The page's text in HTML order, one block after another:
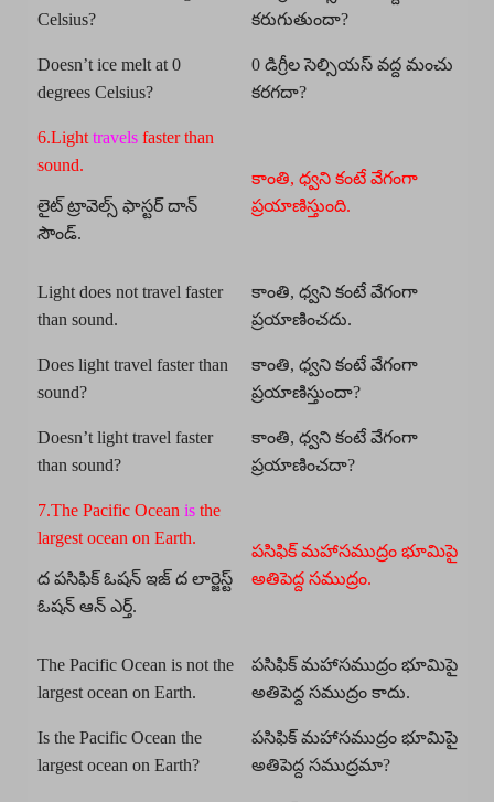
Celsius?
కరుగుతుందా?
Doesn’t ice melt at 0
degrees Celsius?
0 డిగ్రీల సెల్సియస్ వద్ద మంచు
కరగదా?
6.Light travelsfaster than
sound.
లైట్ ట్రావెల్స్ ఫాస్టర్ దాన్
సౌండ్.
కాంతి, ధ్వని కంటే వేగంగా
ప్రయాణిస్తుంది.
Light does not travel faster
than sound.
కాంతి, ధ్వని కంటే వేగంగా
ప్రయాణించదు.
Does light travel faster than
sound?
కాంతి, ధ్వని కంటే వేగంగా
ప్రయాణిస్తుందా?
Doesn’t light travel faster
than sound?
కాంతి, ధ్వని కంటే వేగంగా
ప్రయాణించదా?
7.The Pacific Ocean isthe
largest ocean on Earth.
ద పసిఫిక్ ఓషన్ ఇజ్ ద లార్జెస్ట్
ఓషన్ ఆన్ ఎర్త్.
పసిఫిక్ మహాసముద్రం భూమిపై
అతిపెద్ద సముద్రం.
The Pacific Ocean is not the
largest ocean on Earth.
పసిఫిక్ మహాసముద్రం భూమిపై
అతిపెద్ద సముద్రం కాదు.
Is the Pacific Ocean the
largest ocean on Earth?
పసిఫిక్ మహాసముద్రం భూమిపై
అతిపెద్ద సముద్రమా?